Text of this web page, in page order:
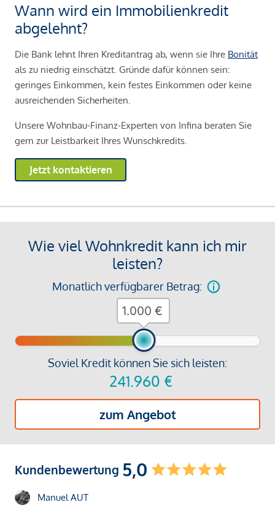
Wann wird ein Immobilienkredit
abgelehnt?
Die Bank lehnt Ihren Kreditantrag ab, wenn sie Ihre Bonität
als zu niedrig einschätzt. Gründe dafür können sein:
geringes Einkommen, kein festes Einkommen oder keine
ausreichenden Sicherheiten.
Unsere Wohnbau-Finanz-Experten von Infina beraten Sie
gern zur Leistbarkeit Ihres Wunschkredits.
Jetzt kontaktieren
Wie viel Wohnkredit kann ich mir
leisten?
Monatlich verfügbarer Betrag:
Soviel Kredit können Sie sich leisten:
241.960 €
zum Angebot
€
Kundenbewertung 5,0
Manuel AUT